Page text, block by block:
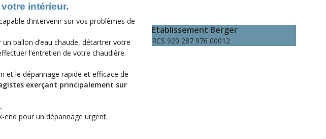
intérieur.
d’intervenir sur vos problèmes de
ballon d’eau chaude, détartrer votre
l’entretien de votre chaudière.
et le dépannage rapide et efficace de
exerçant principalement sur
pour un dépannage urgent.
Etablissement Berger
RCS 920 287 976 00012